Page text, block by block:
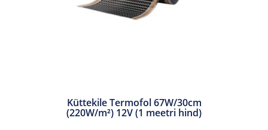
Küttekile Termofol 67W/30cm
(220W/m²) 12V (1 meetri hind)